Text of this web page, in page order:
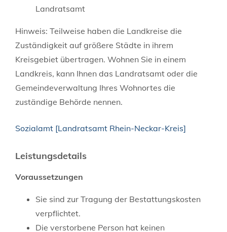
Landratsamt
Hinweis: Teilweise haben die Landkreise die
Zuständigkeit auf größere Städte in ihrem
Kreisgebiet übertragen. Wohnen Sie in einem
Landkreis, kann Ihnen das Landratsamt oder die
Gemeindeverwaltung Ihres Wohnortes die
zuständige Behörde nennen.
Sozialamt [Landratsamt Rhein-Neckar-Kreis]
Leistungsdetails
Voraussetzungen
Sie sind zur Tragung der Bestattungskosten
verpflichtet.
Die verstorbene Person hat keinen